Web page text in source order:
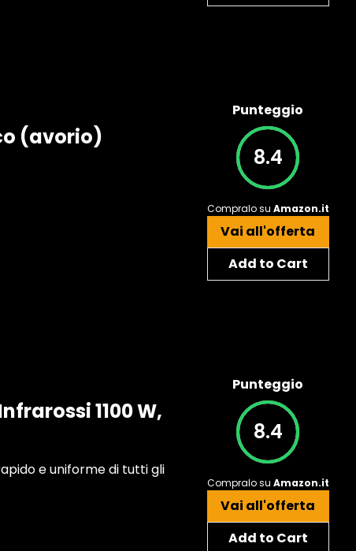
(avorio)
Punteggio
8.4
Compralo su Amazon.it
Vai all'offerta
Add to Cart
1100 W,
e uniforme di tutti gli
Punteggio
8.4
Compralo su Amazon.it
Vai all'offerta
Add to Cart